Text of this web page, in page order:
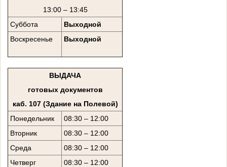
13:00 – 13:45
Суббота
Выходной
Воскресенье
Выходной
ВЫДАЧА
готовых документов
каб. 107 (Здание на Полевой)
Понедельник
08:30 – 12:00
Вторник
08:30 – 12:00
Среда
08:30 – 12:00
Четверг
08:30 – 12:00